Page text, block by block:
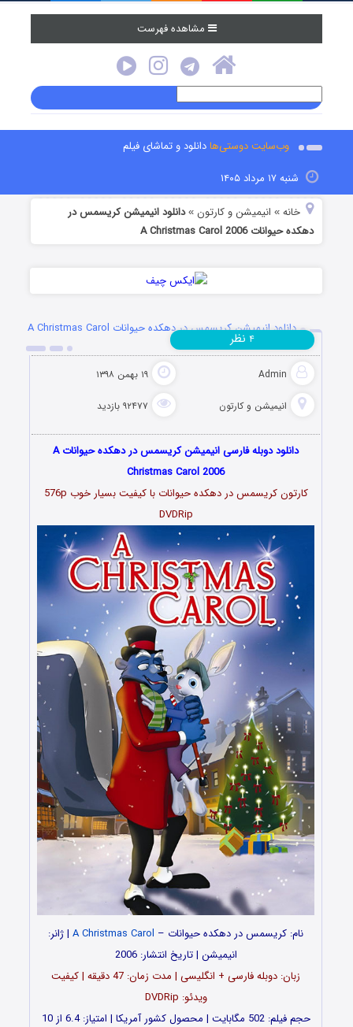
مشاهده فهرست
وب‌سایت دوستی‌هادانلود و تماشای فیلم
شنبه ۱۷ مرداد ۱۴۰۵
خانه » انیمیشن و کارتون »دانلود انیمیشن کریسمس در
دهکده حیوانات A Christmas Carol 2006
دانلود انیمیشن کریسمس در دهکده حیوانات A Christmas Carol
2006
Admin ۱۹ بهمن ۱۳۹۸
انیمیشن و کارتون ۹۲۴۷۷ بازدید
۴ نظر
دانلود دوبله فارسی انیمیشن کریسمس در دهکده حیوانات A
Christmas Carol 2006
کارتون کریسمس در دهکده حیوانات با کیفیت بسیار خوب 576p
DVDRip
نام: کریسمس در دهکده حیوانات – A Christmas Carol | ژانر:
انیمیشن | تاریخ انتشار: 2006
زبان: دوبله فارسی + انگلیسی | مدت زمان: 47 دقیقه | کیفیت
ویدئو: DVDRip
حجم فیلم: 502 مگابایت | محصول کشور آمریکا | امتیاز: 6.4 از 10